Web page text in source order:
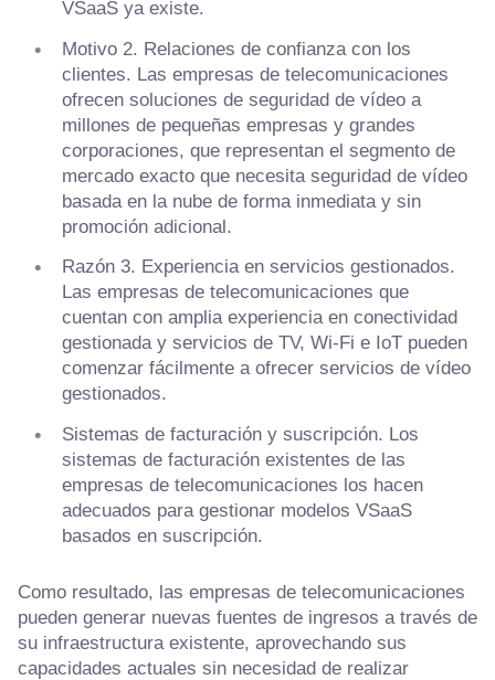
VSaaS ya existe.
Motivo 2. Relaciones de confianza con los
clientes. Las empresas de telecomunicaciones
ofrecen soluciones de seguridad de vídeo a
millones de pequeñas empresas y grandes
corporaciones, que representan el segmento de
mercado exacto que necesita seguridad de vídeo
basada en la nube de forma inmediata y sin
promoción adicional.
Razón 3. Experiencia en servicios gestionados.
Las empresas de telecomunicaciones que
cuentan con amplia experiencia en conectividad
gestionada y servicios de TV, Wi-Fi e IoT pueden
comenzar fácilmente a ofrecer servicios de vídeo
gestionados.
Sistemas de facturación y suscripción. Los
sistemas de facturación existentes de las
empresas de telecomunicaciones los hacen
adecuados para gestionar modelos VSaaS
basados en suscripción.
Como resultado, las empresas de telecomunicaciones
pueden generar nuevas fuentes de ingresos a través de
su infraestructura existente, aprovechando sus
capacidades actuales sin necesidad de realizar